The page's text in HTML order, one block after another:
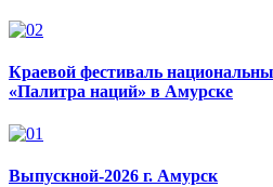
Краевой фестиваль
«Палитра наций» в Амурске
Выпускной-2026 г. Амурск